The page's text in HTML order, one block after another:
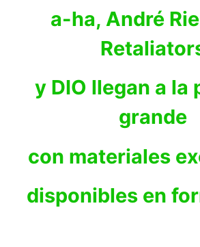
a-ha, André
y DIO llegan a la
grande
con materiales
disponibles en